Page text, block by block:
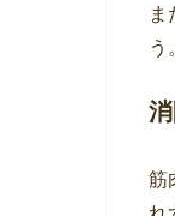
ま
う。
筋